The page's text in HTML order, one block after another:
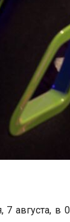
7 августа, в